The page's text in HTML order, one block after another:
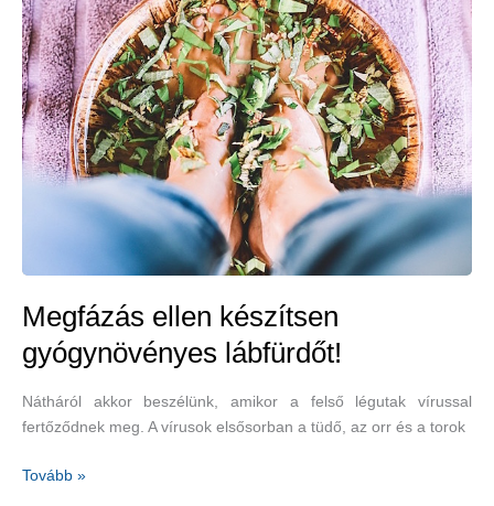
Megfázás ellen készítsen
gyógynövényes lábfürdőt!
Nátháról akkor beszélünk, amikor a felső légutak vírussal
fertőződnek meg. A vírusok elsősorban a tüdő, az orr és a torok
Megfázás
Tovább »